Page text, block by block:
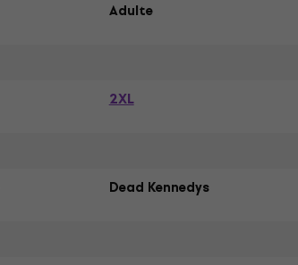
Adulte
2XL
Dead Kennedys